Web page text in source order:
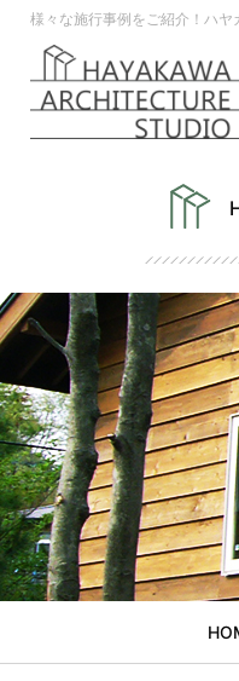
様々な施行事例をご紹介！ハヤ